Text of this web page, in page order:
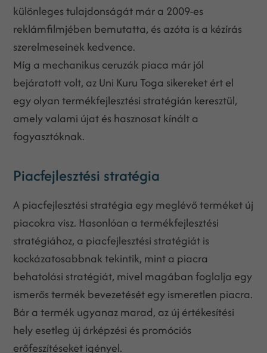
különleges tulajdonságát már a 2009-es
reklámfilmjében bemutatta, és azóta is a kézírás
szerelmeseinek kedvence.
Míg a mechanikus ceruzák piaca már jól
bejáratott volt, az Uni Kuru Toga sikereket ért el
egy olyan termékfejlesztési stratégián keresztül,
amely valami újat és hasznosat kínált a
fogyasztóknak.
Piacfejlesztési stratégia
A piacfejlesztési stratégia egy meglévő terméket új
piacokra visz. Hasonlóan a termékfejlesztési
stratégiához, a piacfejlesztési stratégiát is
kockázatosabbnak tekintik, mint a piacra
behatolási stratégiát, mivel magában foglalja egy
ismerős termék bevezetését egy ismeretlen piacra.
Bár a termék ugyanaz marad, az új értékesítési
hely esetleg új árképzési és promóciós
erőfeszítéseket igényel.